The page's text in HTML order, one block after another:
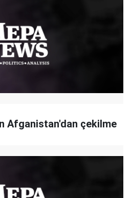
Afganistan'dan çekilme